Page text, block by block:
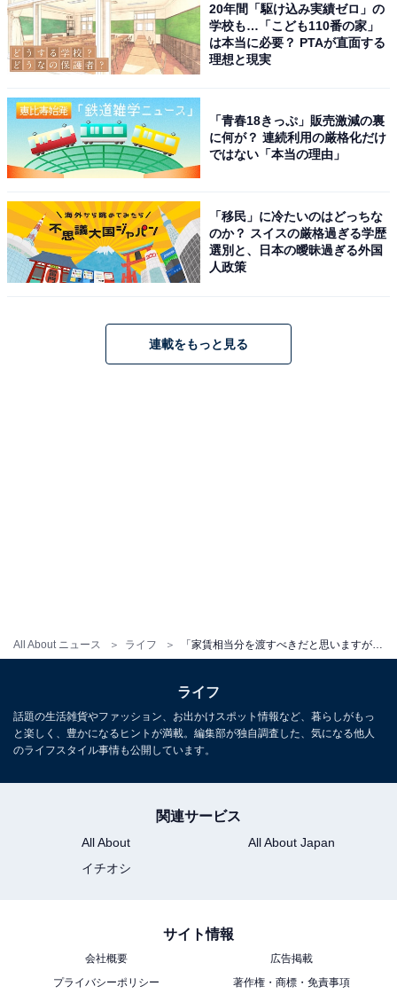
All About ニュース ライフ
お金に関する悩みでは、「本来であれば家賃相当分を渡
すべきだと思いますが、仕事をしていた時は奨学金の返
済を優先し家へは入れなくて良いと言われていたので特
いため収入がなく悩んでいます」と教えてくれました。
新型コロナウイルスの流行により生活が一変してしまっ
すために、すぐにでも実家を出たいと苦悩している様子
がうかがえました。
ビスや金額などの情報が異なることがございます
※投稿エピソードのため、内容の正確性を保証するもの
「お金に関する悩みはない」48歳アルバイト男
への恩返し」
20年間「駆け込み実績ゼロ」の
学校も…「こども110番の家」
は本当に必要？ PTAが直面する
理想と現実
「青春18きっぷ」販売激減の裏
に何が？ 連続利用の厳格化だけ
ではない「本当の理由」
「移民」に冷たいのはどっちな
のか？ スイスの厳格過ぎる学歴
選別と、日本の曖昧過ぎる外国
人政策
連載をもっと見る
ライフ
話題の生活雑貨やファッション、お出かけスポット情報など、暮らしがもっ
と楽しく、豊かになるヒントが満載。編集部が独自調査した、気になる他人
のライフスタイル事情も公開しています。
関連サービス
All About
All About Japan
イチオシ
サイト情報
会社概要
広告掲載
プライバシーポリシー
著作権・商標・免責事項